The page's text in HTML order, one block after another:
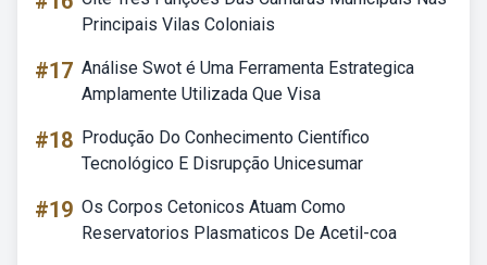
Principais Vilas Coloniais
#17 Análise Swot é Uma Ferramenta Estrategica
Amplamente Utilizada Que Visa
#18 Produção Do Conhecimento Científico
Tecnológico E Disrupção Unicesumar
#19 Os Corpos Cetonicos Atuam Como
Reservatorios Plasmaticos De Acetil-coa